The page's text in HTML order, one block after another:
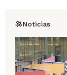
Noticias